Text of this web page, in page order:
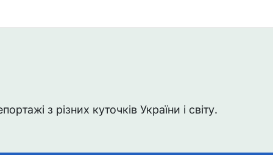
з різних куточків України і світу.